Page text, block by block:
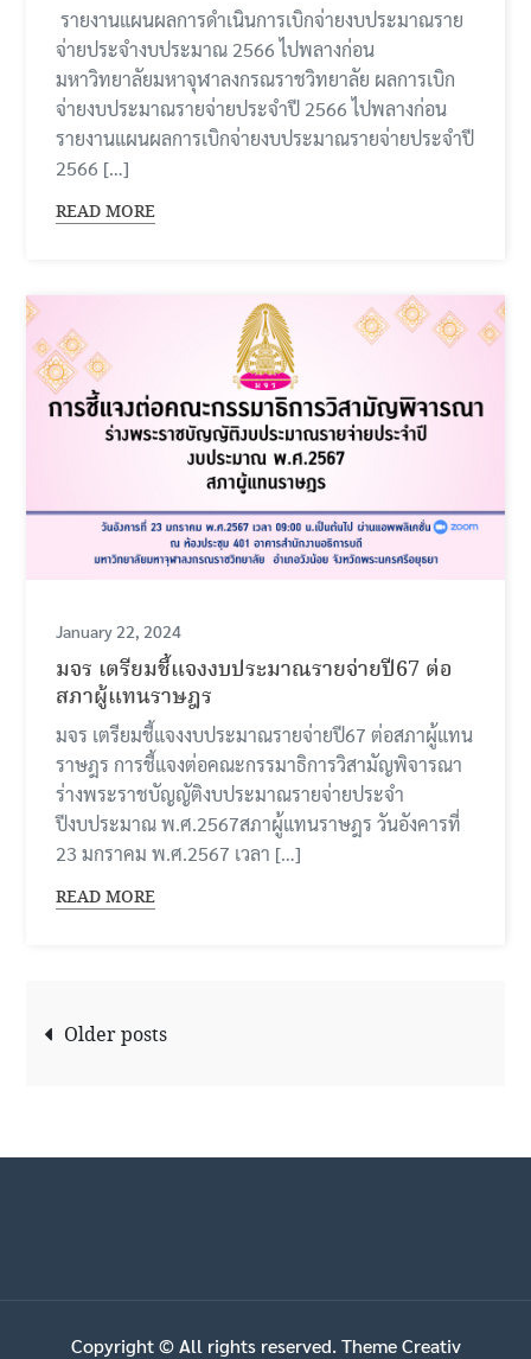
รายงานแผนผลการดำเนินการเบิกจ่ายงบประมาณราย
จ่ายประจำงบประมาณ 2566 ไปพลางก่อน
มหาวิทยาลัยมหาจุฬาลงกรณราชวิทยาลัย ผลการเบิก
จ่ายงบประมาณรายจ่ายประจำปี 2566 ไปพลางก่อน
รายงานแผนผลการเบิกจ่ายงบประมาณรายจ่ายประจำปี
2566 […]
READ MORE
January 22, 2024
มจร เตรียมชี้แจงงบประมาณรายจ่ายปี67 ต่อ
สภาผู้แทนราษฎร
มจร เตรียมชี้แจงงบประมาณรายจ่ายปี67 ต่อสภาผู้แทน
ราษฎร การชี้แจงต่อคณะกรรมาธิการวิสามัญพิจารณา
ร่างพระราชบัญญัติงบประมาณรายจ่ายประจำ
ปีงบประมาณ พ.ศ.2567สภาผู้แทนราษฎร วันอังคารที่
23 มกราคม พ.ศ.2567 เวลา […]
READ MORE
Posts
Older posts
Copyright © All rights reserved. Theme Creativ